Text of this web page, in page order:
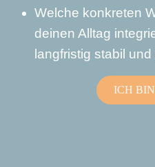
Welche konkreten
deinen Alltag
langfristig stabil
ICH